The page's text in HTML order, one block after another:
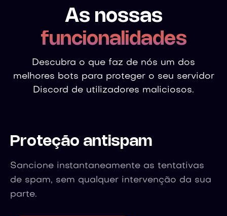
As nossas
funcionalidades
Descubra o que faz de nós um dos
melhores bots para proteger o seu servidor
Discord de utilizadores maliciosos.
Proteção antispam
Sancione instantaneamente as tentativas
de spam, sem qualquer intervenção da sua
parte.